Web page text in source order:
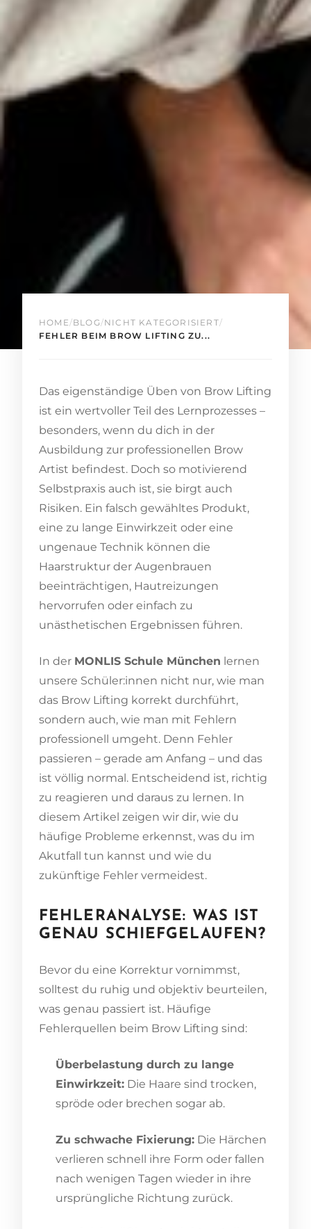
HOME/BLOG/NICHT KATEGORISIERT/
FEHLER BEIM BROW LIFTING ZU...
Das eigenständige Üben von Brow Lifting
ist ein wertvoller Teil des Lernprozesses –
besonders, wenn du dich in der
Ausbildung zur professionellen Brow
Artist befindest. Doch so motivierend
Selbstpraxis auch ist, sie birgt auch
Risiken. Ein falsch gewähltes Produkt,
eine zu lange Einwirkzeit oder eine
ungenaue Technik können die
Haarstruktur der Augenbrauen
beeinträchtigen, Hautreizungen
hervorrufen oder einfach zu
unästhetischen Ergebnissen führen.
In der MONLIS Schule München lernen
unsere Schüler:innen nicht nur, wie man
das Brow Lifting korrekt durchführt,
sondern auch, wie man mit Fehlern
professionell umgeht. Denn Fehler
passieren – gerade am Anfang – und das
ist völlig normal. Entscheidend ist, richtig
zu reagieren und daraus zu lernen. In
diesem Artikel zeigen wir dir, wie du
häufige Probleme erkennst, was du im
Akutfall tun kannst und wie du
zukünftige Fehler vermeidest.
FEHLERANALYSE: WAS IST
GENAU SCHIEFGELAUFEN?
Bevor du eine Korrektur vornimmst,
solltest du ruhig und objektiv beurteilen,
was genau passiert ist. Häufige
Fehlerquellen beim Brow Lifting sind:
Überbelastung durch zu lange
Einwirkzeit: Die Haare sind trocken,
spröde oder brechen sogar ab.
Zu schwache Fixierung: Die Härchen
verlieren schnell ihre Form oder fallen
nach wenigen Tagen wieder in ihre
ursprüngliche Richtung zurück.